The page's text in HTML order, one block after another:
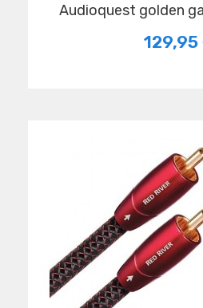
audioquest golden